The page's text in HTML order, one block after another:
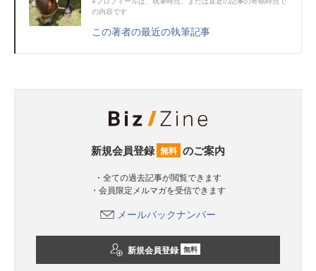
の内容です
この著者の最近の執筆記事
新規会員登録 無料 のご案内
・全ての過去記事が閲覧できます
・会員限定メルマガを受信できます
メールバックナンバー
新規会員登録 無料